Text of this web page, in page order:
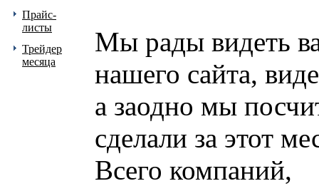
Прайс-
листы
Трейдер
месяца
Мы рады видеть
нашего сайта,
а заодно мы
сделали за этот
Всего компаний,